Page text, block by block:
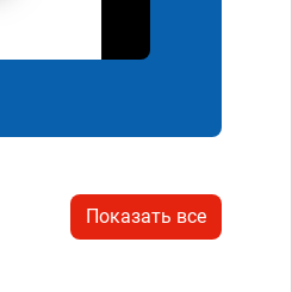
Показать все